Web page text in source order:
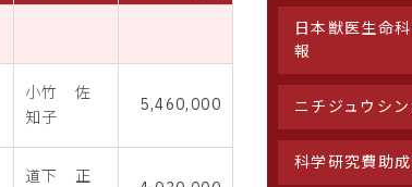
小竹 佐
知子
5,460,000
道下 正
日本獣医生命
報
ニチジュウシ
科学研究費助